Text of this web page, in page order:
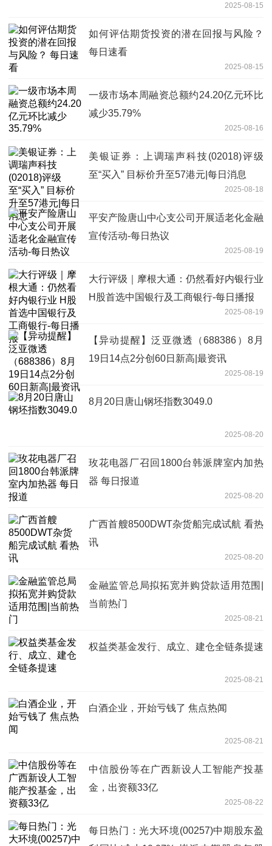
2025-08-15
如何评估期货投资的潜在回报与风险？
每日速看
2025-08-15
一级市场本周融资总额约24.20亿元环比
减少35.79%
2025-08-16
美银证券：上调瑞声科技(02018)评级
至“买入” 目标价升至57港元|每日消息
2025-08-18
平安产险唐山中心支公司开展适老化金融
宣传活动-每日热议
2025-08-19
大行评级｜摩根大通：仍然看好内银行业
H股首选中国银行及工商银行-每日播报
2025-08-19
【异动提醒】泛亚微透（688386）8月
19日14点2分创60日新高|最资讯
2025-08-19
8月20日唐山钢坯指数3049.0
2025-08-20
玫花电器厂召回1800台韩派牌室内加热
器 每日报道
2025-08-20
广西首艘8500DWT杂货船完成试航 看热
讯
2025-08-20
金融监管总局拟拓宽并购贷款适用范围|
当前热门
2025-08-21
权益类基金发行、成立、建仓全链条提速
2025-08-21
白酒企业，开始亏钱了 焦点热闻
2025-08-21
中信股份等在广西新设人工智能产投基
金，出资额33亿
2025-08-22
每日热门：光大环境(00257)中期股东盈